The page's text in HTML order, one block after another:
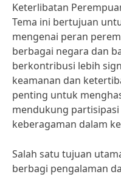
Keterlibatan
Tema ini bertujuan
mengenai peran
berbagai negara dan
berkontribusi lebih
keamanan dan
penting untuk
mendukung
keberagaman dalam
Salah satu tujuan
berbagi pengalaman